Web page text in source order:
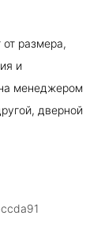
размера,
и
менеджером
дверной